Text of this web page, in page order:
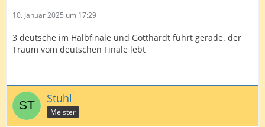
10. Januar 2025 um 17:29
3 deutsche im Halbfinale und Gotthardt führt gerade. der
Traum vom deutschen Finale lebt
Stuhl
Meister